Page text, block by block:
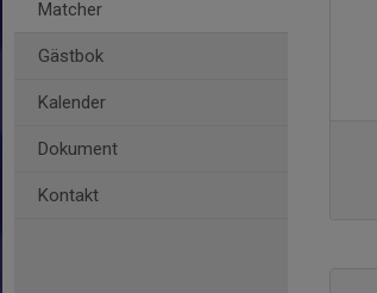
Matcher
Gästbok
Kalender
Dokument
Kontakt